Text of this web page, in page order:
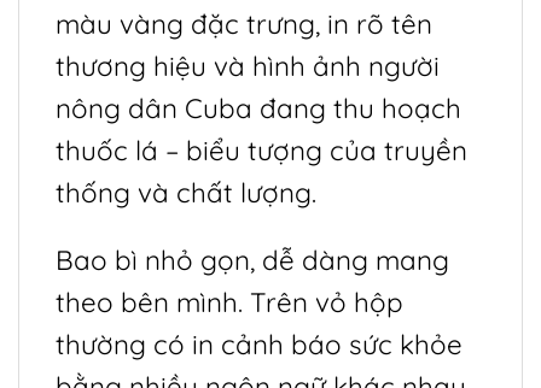
màu vàng đặc trưng, in rõ tên
thương hiệu và hình ảnh người
nông dân Cuba đang thu hoạch
thuốc lá – biểu tượng của truyền
thống và chất lượng.
Bao bì nhỏ gọn, dễ dàng mang
theo bên mình. Trên vỏ hộp
thường có in cảnh báo sức khỏe